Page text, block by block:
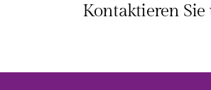
Kontaktieren Sie